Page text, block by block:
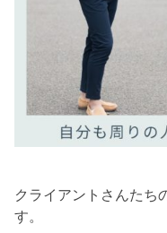
クライアントさんたち
す。